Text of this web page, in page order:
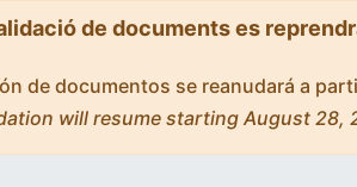
de documents es
de documentos se reanudará a
will resume starting August 28,